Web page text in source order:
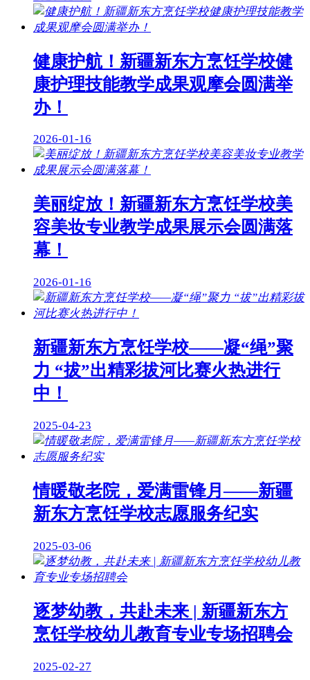
健康护航！新疆新东方烹饪学校健
康护理技能教学成果观摩会圆满举
办！
2026-01-16
美丽绽放！新疆新东方烹饪学校美
容美妆专业教学成果展示会圆满落
幕！
2026-01-16
新疆新东方烹饪学校——凝“绳”聚
力 “拔”出精彩拔河比赛火热进行
中！
2025-04-23
情暖敬老院，爱满雷锋月——新疆
新东方烹饪学校志愿服务纪实
2025-03-06
逐梦幼教，共赴未来 | 新疆新东方
烹饪学校幼儿教育专业专场招聘会
2025-02-27